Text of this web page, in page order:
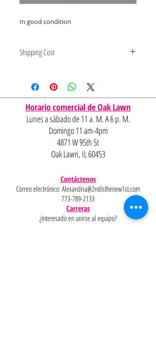
In good condition
Shipping Cost
for IL and IN. State to state
shipping may be an additional cost.
Horario comercial de Oak Lawn
Lunes a sábado de 11 a. M. A 6 p. M.
Domingo 11 am-4pm
4871 W 95th St
Oak Lawn, IL 60453
Contáctenos
Correo electrónico: Alexandria@2ndisthenew1st.com
773-789-2133
Carreras
¿Interesado en unirse al equipo?